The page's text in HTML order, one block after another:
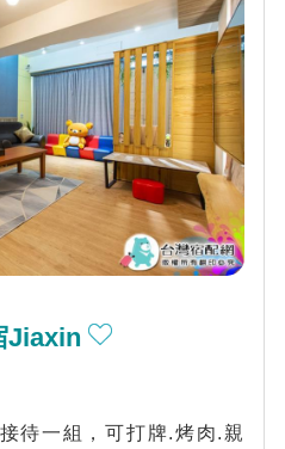
Jiaxin
待一組，可打牌.烤肉.親